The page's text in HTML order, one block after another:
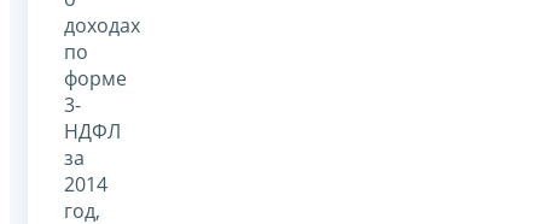
доходах
по
форме
3-
НДФЛ
за
2014
год,